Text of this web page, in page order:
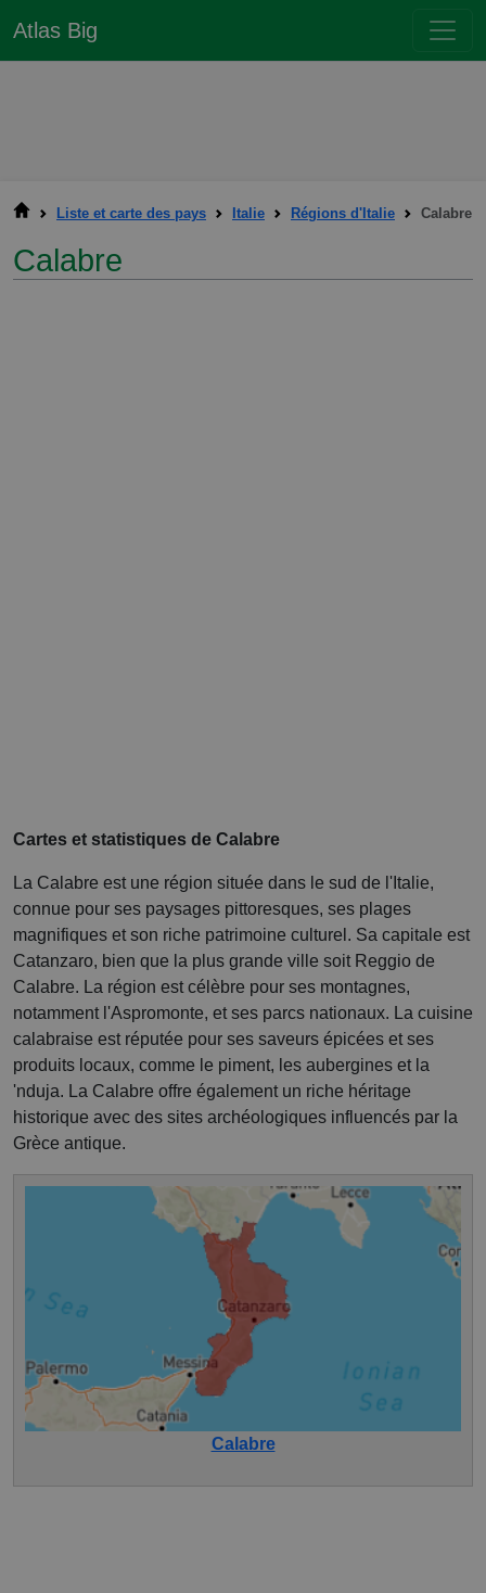
Atlas Big
Liste et carte des pays Italie Régions d'Italie Calabre
Calabre
Cartes et statistiques de Calabre
La Calabre est une région située dans le sud de l'Italie,
connue pour ses paysages pittoresques, ses plages
magnifiques et son riche patrimoine culturel. Sa capitale est
Catanzaro, bien que la plus grande ville soit Reggio de
Calabre. La région est célèbre pour ses montagnes,
notamment l'Aspromonte, et ses parcs nationaux. La cuisine
calabraise est réputée pour ses saveurs épicées et ses
produits locaux, comme le piment, les aubergines et la
'nduja. La Calabre offre également un riche héritage
historique avec des sites archéologiques influencés par la
Grèce antique.
Calabre